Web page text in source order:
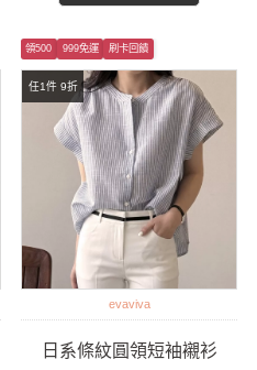
任1件 9折
領500 999免運 刷卡回饋
evaviva
日系條紋圓領短袖襯衫